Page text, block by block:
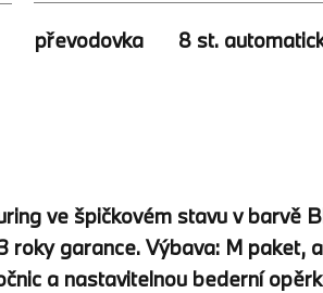
převodovka 8 st.
ve špičkovém stavu v barvě
roky garance. Výbava: M
a nastavitelnou bederní